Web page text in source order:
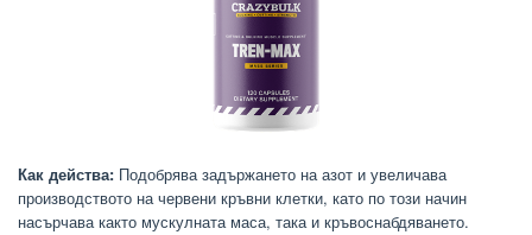
Как действа: Подобрява задържането на азот и увеличава
производството на червени кръвни клетки, като по този начин
насърчава както мускулната маса, така и кръвоснабдяването.